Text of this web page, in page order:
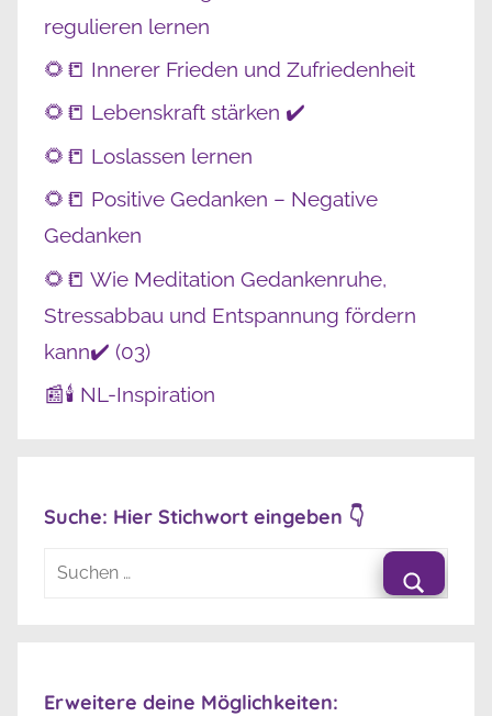
regulieren lernen
🌻📒 Innerer Frieden und Zufriedenheit
🌻📒 Lebenskraft stärken ✔️
🌻📒 Loslassen lernen
🌻📒 Positive Gedanken – Negative
Gedanken
🌻📒 Wie Meditation Gedankenruhe,
Stressabbau und Entspannung fördern
kann✔️ (03)
📰🕯️ NL-Inspiration
Suche: Hier Stichwort eingeben 👇
Suchen
Erweitere deine Möglichkeiten: